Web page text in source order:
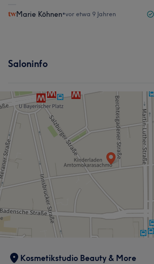
Marie Köhnen•vor etwa 9 Jahren
Saloninfo
Kosmetikstudio Beauty & More